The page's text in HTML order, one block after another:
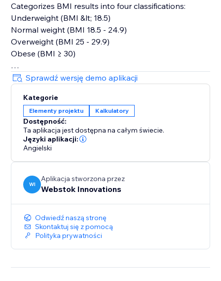
Categorizes BMI results into four classifications:
Underweight (BMI &lt; 18.5)
Normal weight (BMI 18.5 - 24.9)
Overweight (BMI 25 - 29.9)
Obese (BMI ≥ 30)
User Interface:
Dropdown for switching between measurement units
for weight and height.
Display area for showing the calculated BMI and its
category.
The reset button sets the initial values and results for
a fresh start.
experience for calculating and understanding BMI. It
caters to users&#39; preferences with flexible input
interpretable
format. The app&#39;s functionalities, including input
tool for health-conscious individuals.
Sprawdź wersję demo aplikacji
Kategorie
Elementy projektu Kalkulatory
Dostępność:
Ta aplikacja jest dostępna na całym świecie.
Języki aplikacji:
Angielski
WI
Aplikacja stworzona przez
Webstok Innovations
Odwiedź naszą stronę
Skontaktuj się z pomocą
Polityka prywatności